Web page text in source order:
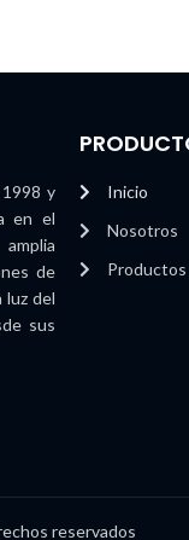
y
en el
de
luz del
sus
Inicio
Nosotros
Productos
reservados